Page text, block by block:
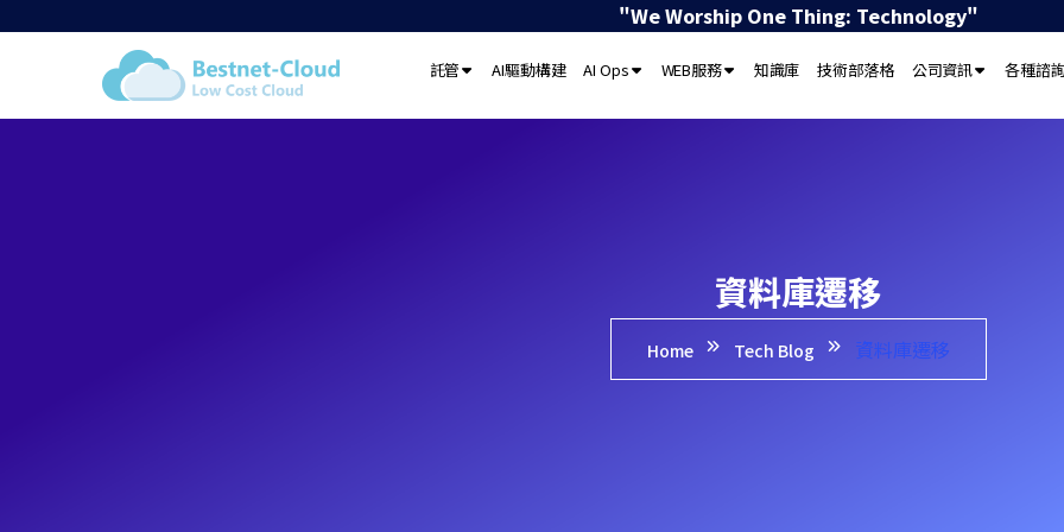
"We Worship One Thing: Technology"
託管 AI驅動構建 AI Ops WEB服務 知識庫 技術部落格 公司資訊 各種諮
資料庫遷移
Home Tech Blog 資料庫遷移